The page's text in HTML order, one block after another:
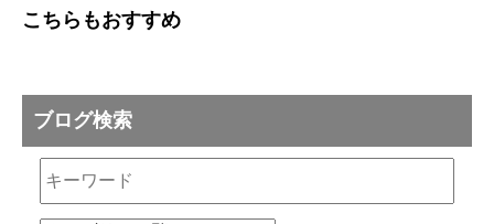
こちらもおすすめ
ブログ検索